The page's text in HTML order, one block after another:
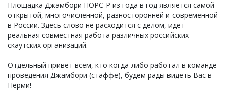
Площадка Джамбори НОРС-Р из года в год является самой
открытой, многочисленной, разносторонней и современной
в России. Здесь слово не расходится с делом, идёт
реальная совместная работа различных российских
скаутских организаций.
Отдельный привет всем, кто когда-либо работал в команде
проведения Джамбори (стаффе), будем рады видеть Вас в
Перми!